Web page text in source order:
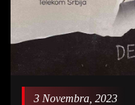
3 Novembra, 2023